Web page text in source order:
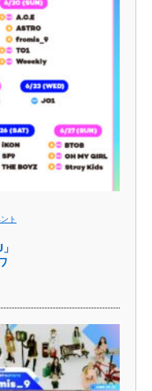
ト